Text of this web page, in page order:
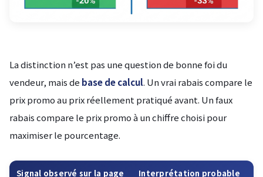
La distinction n’est pas une question de bonne foi du
vendeur, mais de base de calcul. Un vrai rabais compare le
prix promo au prix réellement pratiqué avant. Un faux
rabais compare le prix promo à un chiffre choisi pour
maximiser le pourcentage.
Signal observé sur la page Interprétation probable